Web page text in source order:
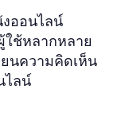
ออนไลน์
ช้หลากหลาย
นความคิดเห็น
ไลน์